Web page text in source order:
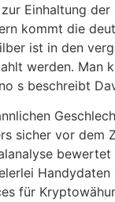
Einhaltung
kommt die
ist in den
werden. Man
s beschreibt
sicher vor
für